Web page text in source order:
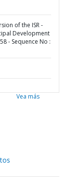
of the ISR -
Development
- Sequence No :
Vea más